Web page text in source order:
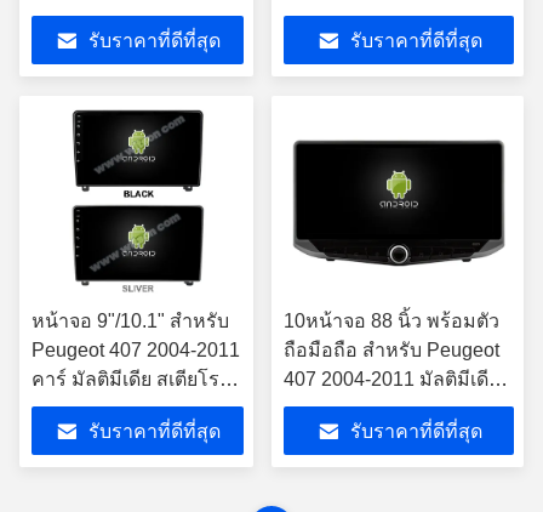
รับราคาที่ดีที่สุด
เล่นสเตเรียรถยนต์
รับราคาที่ดีที่สุด
หน้าจอ 9"/10.1" สําหรับ
Peugeot 407 2004-2011
คาร์ มัลติมีเดีย สเตียโร
GPS CarPlay Player
รับราคาที่ดีที่สุด
10หน้าจอ 88 นิ้ว พร้อมตัว
ถือมือถือ สําหรับ Peugeot
407 2004-2011 มัลติมีเดียส
เตเรีย
รับราคาที่ดีที่สุด